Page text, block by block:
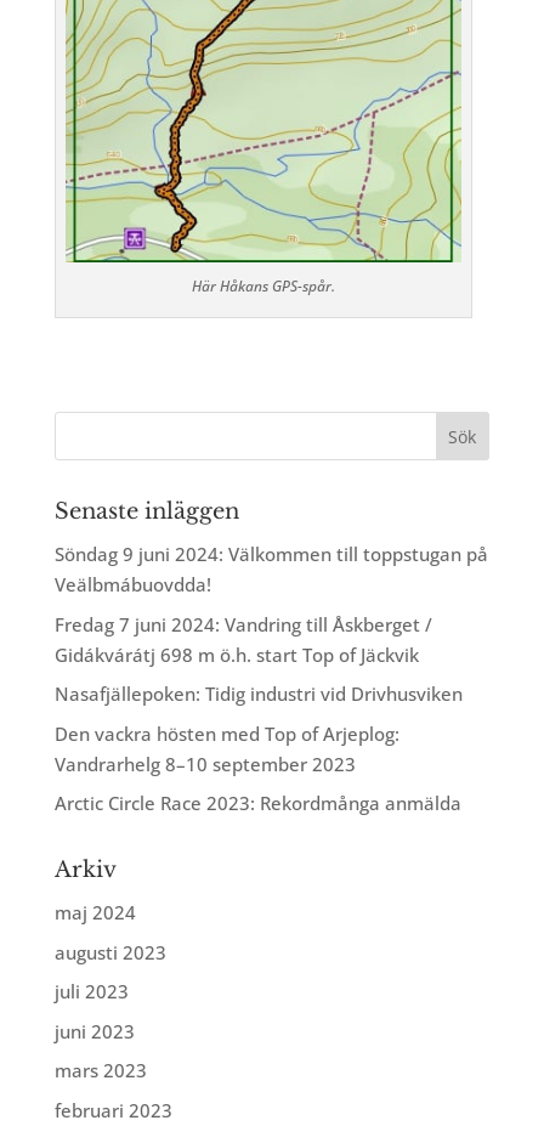
Här Håkans GPS-spår.
Senaste inläggen
Söndag 9 juni 2024: Välkommen till toppstugan på
Veälbmábuovdda!
Fredag 7 juni 2024: Vandring till Åskberget /
Gidákvárátj 698 m ö.h. start Top of Jäckvik
Nasafjällepoken: Tidig industri vid Drivhusviken
Den vackra hösten med Top of Arjeplog:
Vandrarhelg 8–10 september 2023
Arctic Circle Race 2023: Rekordmånga anmälda
Arkiv
maj 2024
augusti 2023
juli 2023
juni 2023
mars 2023
februari 2023